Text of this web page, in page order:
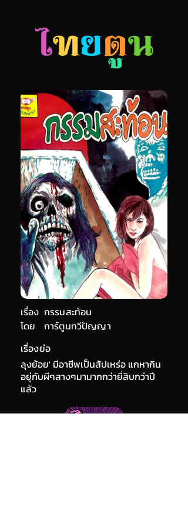
เรื่อง กรรมสะท้อน
การ์ตูนทวีปัญญา
โดย
เรื่องย่อ
ลุงย้อย' มีอาชีพเป็นสัปเหร่อ แกหากิน
อยู่กับผีๆสางๆมามากกว่ายี่สิบกว่าปี
แล้ว